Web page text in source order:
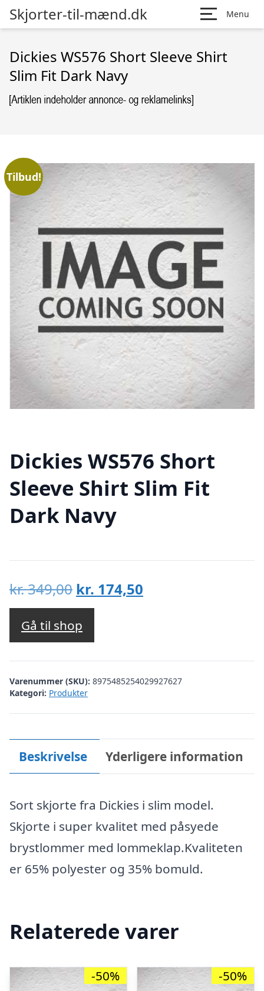
Skjorter-til-mænd.dk Menu
Dickies WS576 Short Sleeve Shirt
Slim Fit Dark Navy
Tilbud!
Dickies WS576 Short
Sleeve Shirt Slim Fit
Dark Navy
kr.349,00 Den
oprindelige
pris
var:
kr. 349,00.
kr. 174,50
kr. 174,50.
Gå til shop
Varenummer (SKU): 8975485254029927627
Kategori: Produkter
Beskrivelse Yderligere information
Sort skjorte fra Dickies i slim model.
Skjorte i super kvalitet med påsyede
brystlommer med lommeklap.Kvaliteten
er 65% polyester og 35% bomuld.
Relaterede varer
-50% -50%